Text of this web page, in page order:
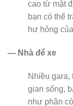
cao từ mặt
bạn có thể
hư hỏng
— Nhà để xe
Nhiều gara,
gian sống,
như phần